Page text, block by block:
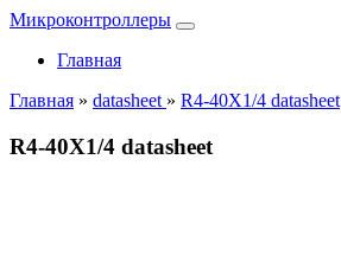
Микроконтроллеры
Главная
Главная » datasheet » R4-40X1/4 datasheet
R4-40X1/4 datasheet